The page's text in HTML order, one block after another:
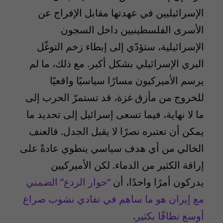
الإسرائيليين في عهدتها مقابل الإفراج عن
الأسرى الفلسطينيين داخل السجون
الإسرائيلية، ستؤدّي إلى إبطاء زخم التوغّل
البري الإسرائيلي بشكل أكبر. مع ذلك، ما لم
يرسم الأميركيون مسارًا سياسيًا واقعيًا
للخروج من مأزق غزة، قد تستمرّ الحرب إلى
ما لا نهاية، فيما تسعى إسرائيل إلى تحديد ما
يمكن أن تعتبره نصرًا لا يقبل الجدل. فالعنف
الخالي من أي هدف سياسي ينطوي عادةً على
إراقة الكثير من الدماء. لكن الأميركيين
يدركون أمرًا واحدًا، أن “حوار الردع” الضمني
مع إيران هو ما ساهم في تفادي نشوب صراع
أوسع نطاقًا بكثير .